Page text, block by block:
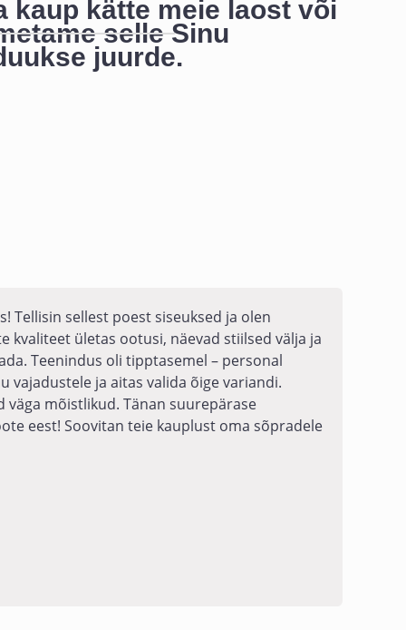
kaup kätte meie laost või
selle Sinu
juurde.
Tellisin sellest poest siseuksed ja olen
kvaliteet ületas ootusi, näevad stiilsed välja ja
Teenindus oli tipptasemel – personal
vajadustele ja aitas valida õige variandi.
väga mõistlikud. Tänan suurepärase
eest! Soovitan teie kauplust oma sõpradele